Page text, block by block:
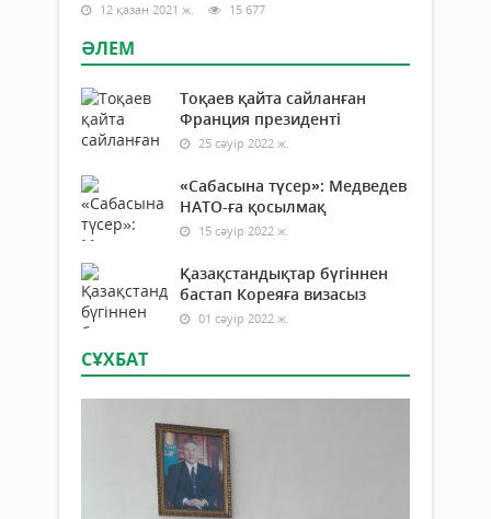
12 қазан 2021 ж. 15 677
ӘЛЕМ
Тоқаев қайта сайланған
Франция президенті
25 сәуір 2022 ж.
«Сабасына түсер»: Медведев
НАТО-ға қосылмақ
15 сәуір 2022 ж.
Қазақстандықтар бүгіннен
бастап Кореяға визасыз
01 сәуір 2022 ж.
СҰХБАТ